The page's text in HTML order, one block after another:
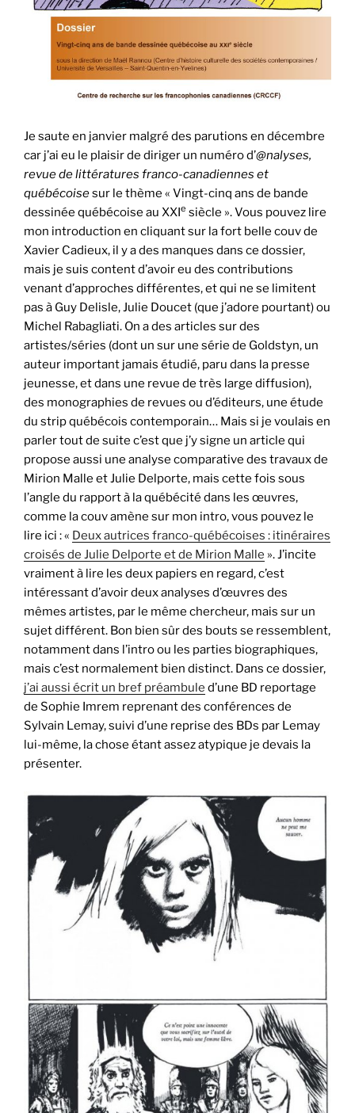
Je saute en janvier malgré des parutions en décembre
car j’ai eu le plaisir de diriger un numéro d’@nalyses,
revue de littératures franco-canadiennes et
québécoisesur le thème « Vingt-cinq ans de bande
dessinée québécoise au XXIe siècle ». Vous pouvez lire
mon introduction en cliquant sur la fort belle couv de
Xavier Cadieux, il y a des manques dans ce dossier,
mais je suis content d’avoir eu des contributions
venant d’approches différentes, et qui ne se limitent
pas à Guy Delisle, Julie Doucet (que j’adore pourtant) ou
Michel Rabagliati. On a des articles sur des
artistes/séries (dont un sur une série de Goldstyn, un
auteur important jamais étudié, paru dans la presse
jeunesse, et dans une revue de très large diffusion),
des monographies de revues ou d’éditeurs, une étude
du strip québécois contemporain… Mais si je voulais en
parler tout de suite c’est que j’y signe un article qui
propose aussi une analyse comparative des travaux de
Mirion Malle et Julie Delporte, mais cette fois sous
l’angle du rapport à la québécité dans les œuvres,
comme la couv amène sur mon intro, vous pouvez le
lire ici : « Deux autrices franco-québécoises : itinéraires
croisés de Julie Delporte et de Mirion Malle ». J’incite
vraiment à lire les deux papiers en regard, c’est
intéressant d’avoir deux analyses d’œuvres des
mêmes artistes, par le même chercheur, mais sur un
sujet différent. Bon bien sûr des bouts se ressemblent,
notamment dans l’intro ou les parties biographiques,
mais c’est normalement bien distinct. Dans ce dossier,
j’ai aussi écrit un bref préambule d’une BD reportage
de Sophie Imrem reprenant des conférences de
Sylvain Lemay, suivi d’une reprise des BDs par Lemay
lui-même, la chose étant assez atypique je devais la
présenter.